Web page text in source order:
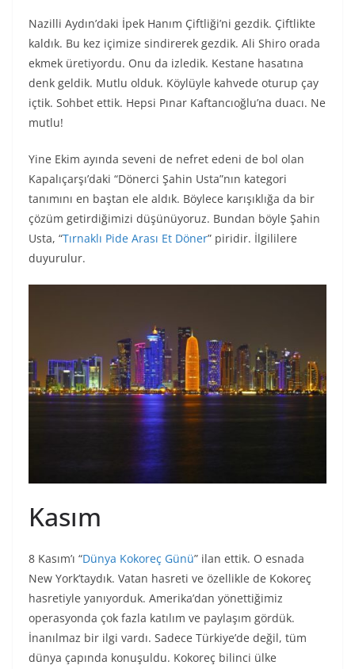
Nazilli Aydın’daki İpek Hanım Çiftliği’ni gezdik. Çiftlikte
kaldık. Bu kez içimize sindirerek gezdik. Ali Shiro orada
ekmek üretiyordu. Onu da izledik. Kestane hasatına
denk geldik. Mutlu olduk. Köylüyle kahvede oturup çay
içtik. Sohbet ettik. Hepsi Pınar Kaftancıoğlu’na duacı. Ne
mutlu!
Yine Ekim ayında seveni de nefret edeni de bol olan
Kapalıçarşı’daki “Dönerci Şahin Usta”nın kategori
tanımını en baştan ele aldık. Böylece karışıklığa da bir
çözüm getirdiğimizi düşünüyoruz. Bundan böyle Şahin
Usta, “Tırnaklı Pide Arası Et Döner” piridir. İlgililere
duyurulur.
Kasım
8 Kasım’ı “Dünya Kokoreç Günü” ilan ettik. O esnada
New York’taydık. Vatan hasreti ve özellikle de Kokoreç
hasretiyle yanıyorduk. Amerika’dan yönettiğimiz
operasyonda çok fazla katılım ve paylaşım gördük.
İnanılmaz bir ilgi vardı. Sadece Türkiye’de değil, tüm
dünya çapında konuşuldu. Kokoreç bilinci ülke